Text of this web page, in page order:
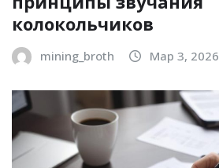
колокольчиков
mining_broth Мар 3, 2026